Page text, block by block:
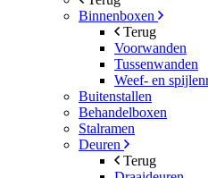
Binnenboxen
Terug
Voorwanden
Tussenwanden
Weef- en
Buitenstallen
Behandelboxen
Stalramen
Deuren
Terug